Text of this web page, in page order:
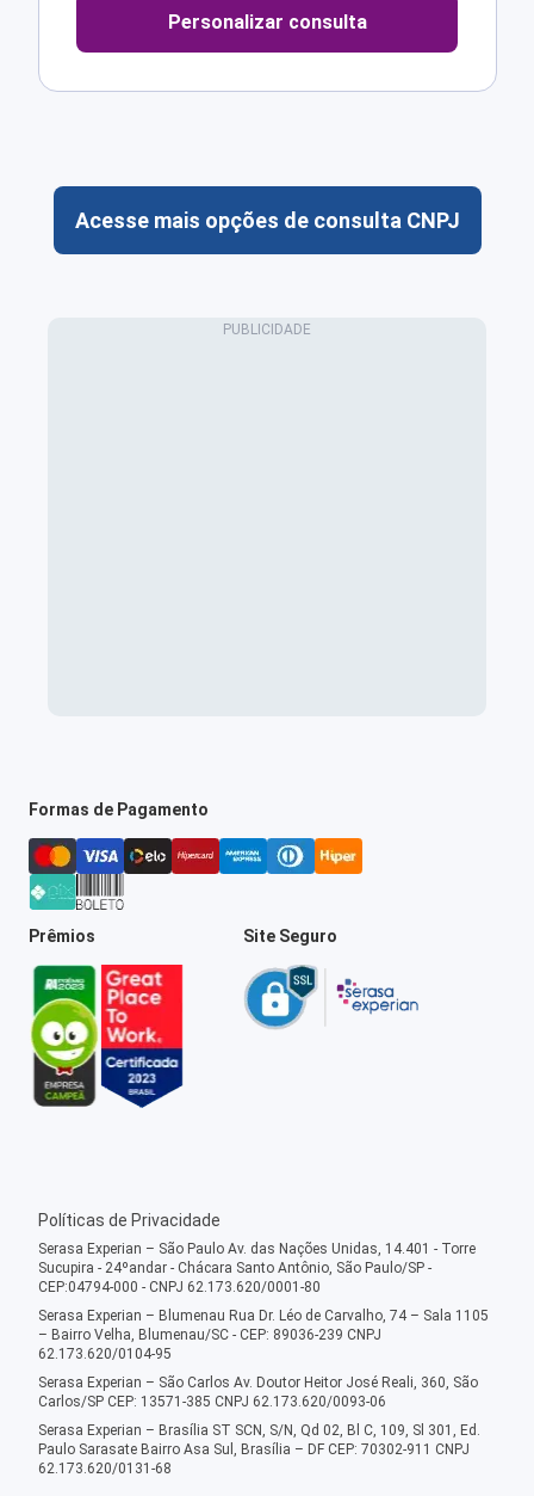
Personalizar consulta
Acesse mais opções de consulta CNPJ
Formas de Pagamento
Prêmios Site Seguro
Políticas de Privacidade
Serasa Experian – São Paulo Av. das Nações Unidas, 14.401 - Torre
Sucupira - 24ºandar - Chácara Santo Antônio, São Paulo/SP -
CEP:04794-000 - CNPJ 62.173.620/0001-80
Serasa Experian – Blumenau Rua Dr. Léo de Carvalho, 74 – Sala 1105
– Bairro Velha, Blumenau/SC - CEP: 89036-239 CNPJ
62.173.620/0104-95
Serasa Experian – São Carlos Av. Doutor Heitor José Reali, 360, São
Carlos/SP CEP: 13571-385 CNPJ 62.173.620/0093-06
Serasa Experian – Brasília ST SCN, S/N, Qd 02, Bl C, 109, Sl 301, Ed.
Paulo Sarasate Bairro Asa Sul, Brasília – DF CEP: 70302-911 CNPJ
62.173.620/0131-68